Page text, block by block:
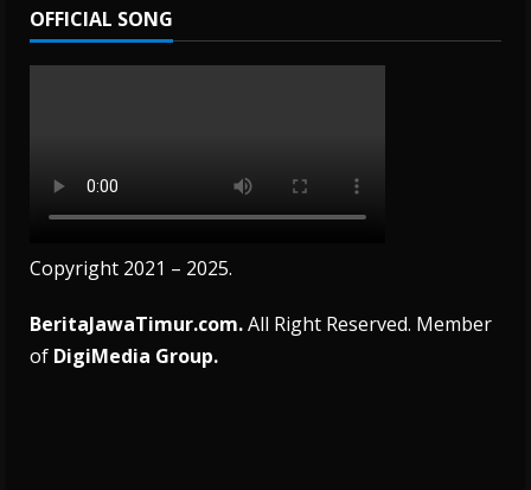
OFFICIAL SONG
Copyright 2021 – 2025.
BeritaJawaTimur.com.All Right Reserved. Member
of DigiMedia Group.